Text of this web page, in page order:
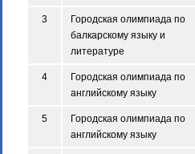
3
Городская олимпиада по
балкарскому языку и
литературе
4
Городская олимпиада по
английскому языку
5
Городская олимпиада по
английскому языку